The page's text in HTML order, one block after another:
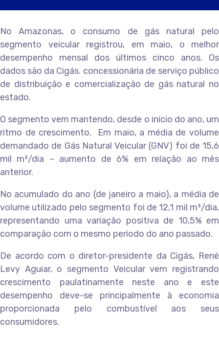
No Amazonas, o consumo de gás natural pelo
segmento veicular registrou, em maio, o melhor
desempenho mensal dos últimos cinco anos. Os
dados são da Cigás. concessionária de serviço público
de distribuição e comercialização de gás natural no
estado.
O segmento vem mantendo, desde o início do ano, um
ritmo de crescimento. Em maio, a média de volume
demandado de Gás Natural Veicular (GNV) foi de 15,6
mil m³/dia – aumento de 6% em relação ao mês
anterior.
No acumulado do ano (de janeiro a maio), a média de
volume utilizado pelo segmento foi de 12,1 mil m³/dia,
representando uma variação positiva de 10,5% em
comparação com o mesmo período do ano passado.
De acordo com o diretor-presidente da Cigás, René
Levy Aguiar, o segmento Veicular vem registrando
crescimento paulatinamente neste ano e este
desempenho deve-se principalmente à economia
proporcionada pelo combustível aos seus
consumidores.